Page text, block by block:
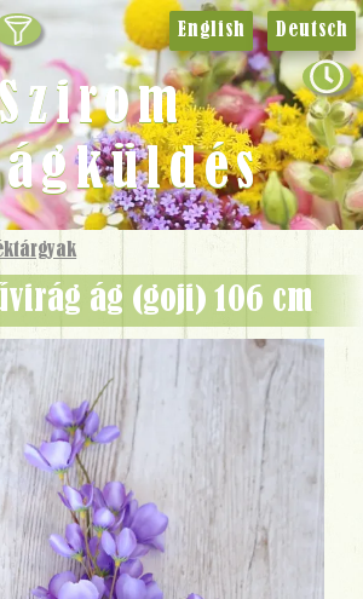
ág (goji) 106 cm
English Deutsch